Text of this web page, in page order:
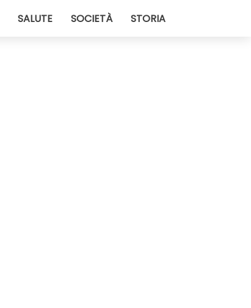
SALUTE SOCIETÀ STORIA